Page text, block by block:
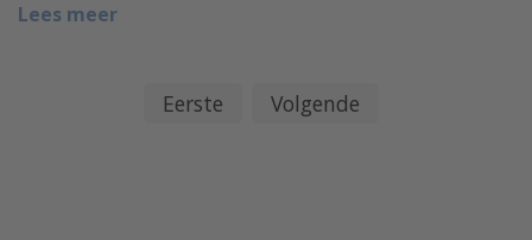
Lees meer
Eerste Volgende